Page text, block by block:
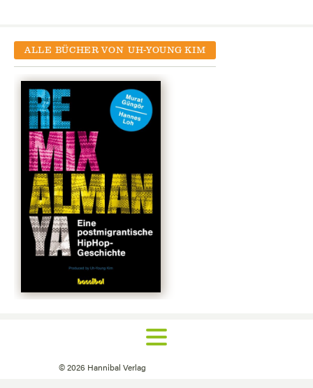
ALLE BÜCHER VON UH-YOUNG KIM
©2026 Hannibal Verlag